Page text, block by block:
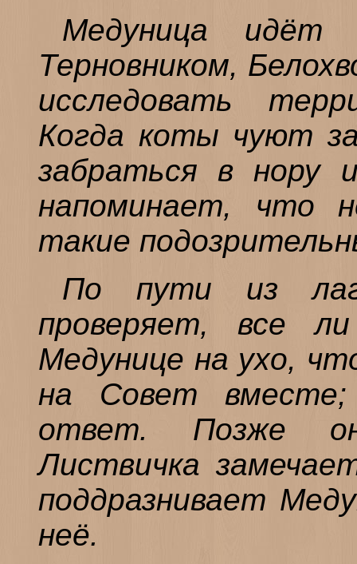
Медуница
Терновником,
исследовать
Когда коты чуют
забраться в нору
напоминает, что
такие
По пути из
проверяет, все
Медунице на ухо,
на Совет
ответ. Позже
Листвичка
поддразнивает
неё.